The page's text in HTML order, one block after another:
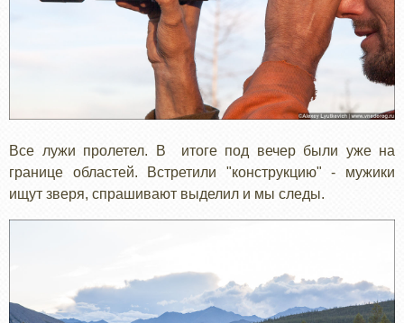
Все лужи пролетел. В итоге под вечер были уже на
границе областей. Встретили "конструкцию" - мужики
ищут зверя, спрашивают выделил и мы следы.